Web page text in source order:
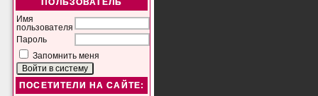
ПОЛЬЗОВАТЕЛЬ
Имя
пользователя
Пароль
Запомнить меня
ПОСЕТИТЕЛИ НА САЙТЕ: